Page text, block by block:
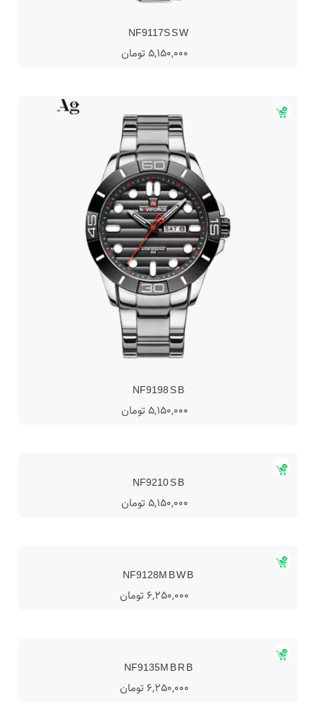
NF9117S S W
5,150,000 تومان
NF9198 S B
5,150,000 تومان
NF9210 S B
5,150,000 تومان
NF9128M B W B
6,250,000 تومان
NF9135M B R B
6,250,000 تومان